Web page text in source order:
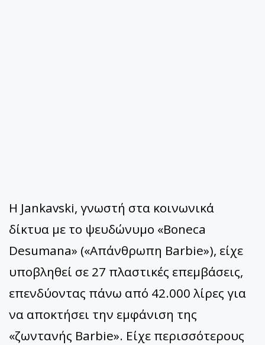
Η Jankavski, γνωστή στα κοινωνικά
δίκτυα με το ψευδώνυμο «Boneca
Desumana» («Απάνθρωπη Barbie»), είχε
υποβληθεί σε 27 πλαστικές επεμβάσεις,
επενδύοντας πάνω από 42.000 λίρες για
να αποκτήσει την εμφάνιση της
«ζωντανής Barbie». Είχε περισσότερους